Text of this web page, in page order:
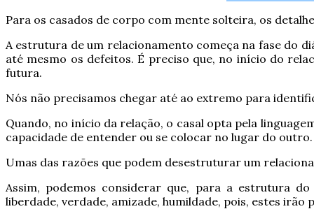
Para os casados de corpo com mente solteira, os
A estrutura de um relacionamento começa na fase do
até mesmo os defeitos. É preciso que, no início do
futura.
Nós não precisamos chegar até ao extremo para
Quando, no início da relação, o casal opta pela
capacidade de entender ou se colocar no lugar do outro.
Umas das razões que podem desestruturar um
Assim, podemos considerar que, para a estrutura
liberdade, verdade, amizade, humildade, pois, estes